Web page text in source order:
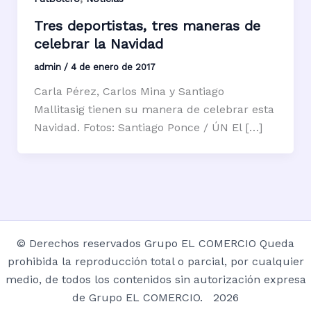
Tres deportistas, tres maneras de
celebrar la Navidad
admin / 4 de enero de 2017
Carla Pérez, Carlos Mina y Santiago
Mallitasig tienen su manera de celebrar esta
Navidad. Fotos: Santiago Ponce / ÚN El […]
© Derechos reservados Grupo EL COMERCIO Queda
prohibida la reproducción total o parcial, por cualquier
medio, de todos los contenidos sin autorización expresa
de Grupo EL COMERCIO. 2026